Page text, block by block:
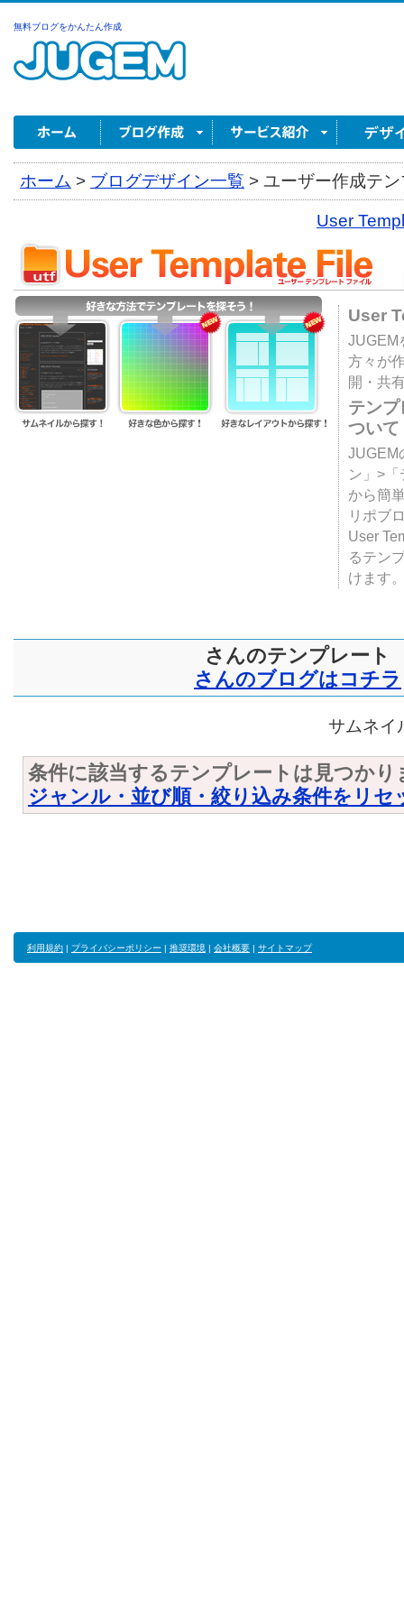
無料ブログをかんたん作成
ホーム > ブログデザイン一覧 > ユーザー作成テ
User
User
JUGEM
方々が
開・共
テン
ついて
JUGEM
ン」>
から簡
リポブ
User
るテン
けます
さんのテンプレート
さんのブログはコチラ
サムネイ
条件に該当するテンプレートは見つかり
ジャンル・並び順・絞り込み条件をリセ
利用規約 | プライバシーポリシー | 推奨環境 | 会社概要 | サイトマップ